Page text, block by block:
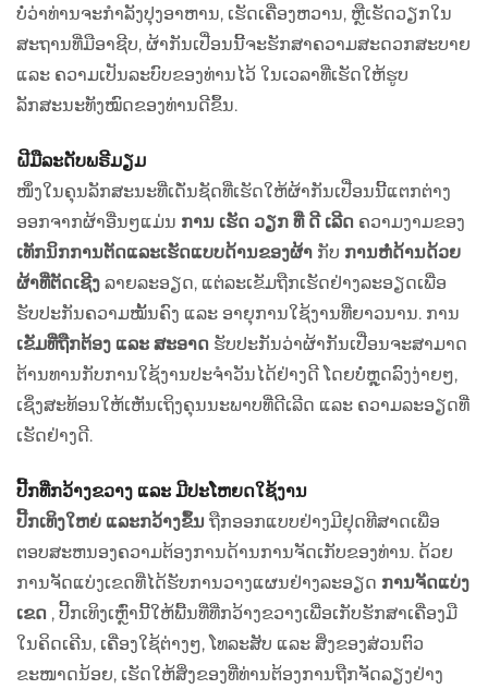
ບໍ່ວ່າທ່ານຈະກຳລັງປຸງອາຫານ, ເຮັດເຄື່ອງຫວານ, ຫຼືເຮັດວຽກໃນ
ສະຖານທີ່ມືອາຊີບ, ຜ້າກັນເປື່ອນນີ້ຈະຮັກສາຄວາມສະດວກສະບາຍ
ແລະ ຄວາມເປັນລະບົບຂອງທ່ານໄວ້ ໃນເວລາທີ່ເຮັດໃຫ້ຮູບ
ລັກສະນະທັງໝົດຂອງທ່ານດີຂຶ້ນ.
ຝີມືລະດັບພຣີມຽມ
ໜຶ່ງໃນຄຸນລັກສະນະທີ່ເດັ່ນຊັດທີ່ເຮັດໃຫ້ຜ້າກັນເປື່ອນນີ້ແຕກຕ່າງ
ອອກຈາກຜ້າອື່ນໆແມ່ນ ການ ເຮັດ ວຽກ ທີ່ ດີ ເລີດ ຄວາມງາມຂອງ
ເທັກນິກການຕັດແລະເຮັດແບບດ້ານຂອງຜ້າ ກັບ ການຫໍ່ດ້ານດ້ວຍ
ຜ້າທີ່ຕັດເຊີງ ລາຍລະອຽດ, ແຕ່ລະເຂັມຖືກເຮັດຢ່າງລະອຽດເພື່ອ
ຮັບປະກັນຄວາມໝັ້ນຄົງ ແລະ ອາຍຸການໃຊ້ງານທີ່ຍາວນານ. ການ
ເຂັມທີ່ຖືກຕ້ອງ ແລະ ສະອາດ ຮັບປະກັນວ່າຜ້າກັນເປື່ອນຈະສາມາດ
ຕ້ານທານກັບການໃຊ້ງານປະຈຳວັນໄດ້ຢ່າງດີ ໂດຍບໍ່ຫຼຸດລົງງ່າຍໆ,
ເຊິ່ງສະທ້ອນໃຫ້ເຫັນເຖິງຄຸນນະພາບທີ່ດີເລີດ ແລະ ຄວາມລະອຽດທີ່
ເຮັດຢ່າງດີ.
ປີ້ກທີ່ກວ້າງຂວາງ ແລະ ມີປະໂຫຍດໃຊ້ງານ
ປີ້ກເທິງໃຫຍ່ ແລະກວ້າງຂຶ້ນ ຖືກອອກແບບຢ່າງມີຢຸດທີສາດເພື່ອ
ຕອບສະຫນອງຄວາມຕ້ອງການດ້ານການຈັດເກັບຂອງທ່ານ. ດ້ວຍ
ການຈັດແບ່ງເຂດທີ່ໄດ້ຮັບການວາງແຜນຢ່າງລະອຽດ ການຈັດແບ່ງ
ເຂດ , ປີ້ກເທິງເຫຼົ່ານີ້ໃຫ້ພື້ນທີ່ທີ່ກວ້າງຂວາງເພື່ອເກັບຮັກສາເຄື່ອງມື
ໃນຄິດເຄີນ, ເຄື່ອງໃຊ້ຕ່າງໆ, ໂທລະສັບ ແລະ ສິ່ງຂອງສ່ວນຕົວ
ຂະໜາດນ້ອຍ, ເຮັດໃຫ້ສິ່ງຂອງທີ່ທ່ານຕ້ອງການຖືກຈັດລຽງຢ່າງ